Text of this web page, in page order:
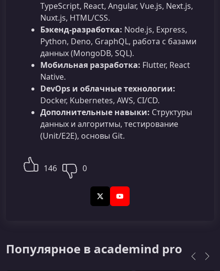
TypeScript, React, Angular, Vue.js, Next.js,
Nuxt.js, HTML/CSS.
Бэкенд-разработка: Node.js, Express,
Python, Deno, GraphQL, работа с базами
данных (MongoDB, SQL).
Мобильная разработка: Flutter, React
Native.
DevOps и облачные технологии:
Docker, Kubernetes, AWS, CI/CD.
Дополнительные навыки: Структуры
данных и алгоритмы, тестирование
(Unit/E2E), основы Git.
146 0
X (Twitter)YouTube
Популярное в academind pro